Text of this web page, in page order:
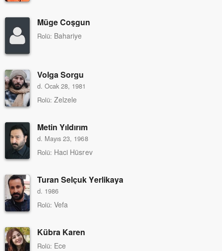
Müge Coşgun
Rolü: Bahariye
Volga Sorgu
d. Ocak 28, 1981
Rolü: Zelzele
Metin Yıldırım
d. Mayıs 23, 1968
Rolü: Haci Hüsrev
Turan Selçuk Yerlikaya
d. 1986
Rolü: Vefa
Kübra Karen
Rolü: Ece